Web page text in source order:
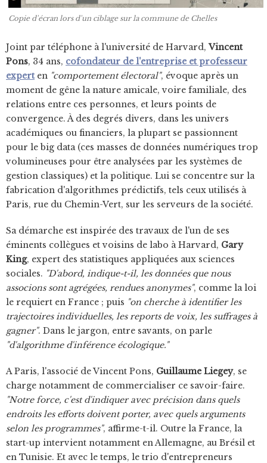
Copie d'écran lors d'un ciblage sur la commune de Chelles
Joint par téléphone à l'université de Harvard,Vincent
Pons, 34 ans, cofondateur de l'entreprise et professeur
experten "comportement électoral", évoque après un
moment de gêne la nature amicale, voire familiale, des
relations entre ces personnes, et leurs points de
convergence. À des degrés divers, dans les univers
académiques ou financiers, la plupart se passionnent
pour le big data (ces masses de données numériques trop
volumineuses pour être analysées par les systèmes de
gestion classiques) et la politique. Lui se concentre sur la
fabrication d'algorithmes prédictifs, tels ceux utilisés à
Paris, rue du Chemin-Vert, sur les serveurs de la société.
Sa démarche est inspirée des travaux de l'un de ses
éminents collègues et voisins de labo à Harvard, Gary
King, expert des statistiques appliquées aux sciences
sociales. "D'abord, indique-t-il, les données que nous
associons sont agrégées, rendues anonymes", comme la loi
le requiert en France ; puis "on cherche à identifier les
trajectoires individuelles, les reports de voix, les suffrages à
gagner". Dans le jargon, entre savants, on parle
"d'algorithme d'inférence écologique."
A Paris, l'associé de Vincent Pons, Guillaume Liegey, se
charge notamment de commercialiser ce savoir-faire.
"Notre force, c'est d'indiquer avec précision dans quels
endroits les efforts doivent porter, avec quels arguments
selon les programmes", affirme-t-il. Outre la France, la
start-up intervient notamment en Allemagne, au Brésil et
en Tunisie. Et avec le temps, le trio d'entrepreneurs